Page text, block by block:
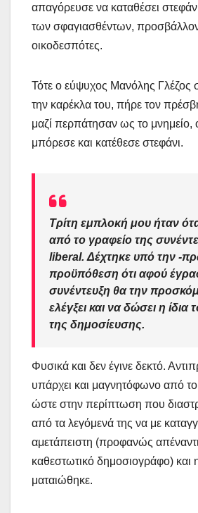
απαγόρευσε να καταθέσει
των σφαγιασθέντων,
οικοδεσπότες.
Τότε ο εύψυχος Μανόλης
την καρέκλα του, πήρε τον
μαζί περπάτησαν ως το
μπόρεσε και κατέθεσε στεφάνι.
Τρίτη εμπλοκή μου ήταν
από το γραφείο της
liberal. Δέχτηκε υπό την -
προϋπόθεση ότι αφού
συνέντευξη θα την
ελέγξει και να δώσει η ίδια
της δημοσίευσης.
Φυσικά και δεν έγινε δεκτό.
υπάρχει και μαγνητόφωνο από το
ώστε στην περίπτωση που
από τα λεγόμενά της να με
αμετάπειστη (προφανώς
καθεστωτικό δημοσιογράφο) και
ματαιώθηκε.